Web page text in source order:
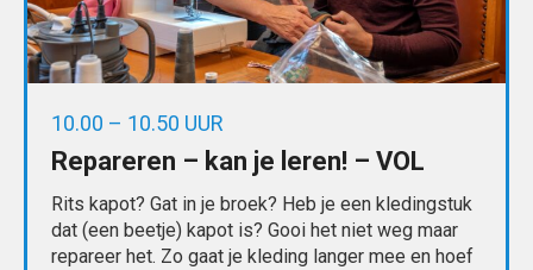
10.00 – 10.50 UUR
Repareren – kan je leren! – VOL
Rits kapot? Gat in je broek? Heb je een kledingstuk
dat (een beetje) kapot is? Gooi het niet weg maar
repareer het. Zo gaat je kleding langer mee en hoef